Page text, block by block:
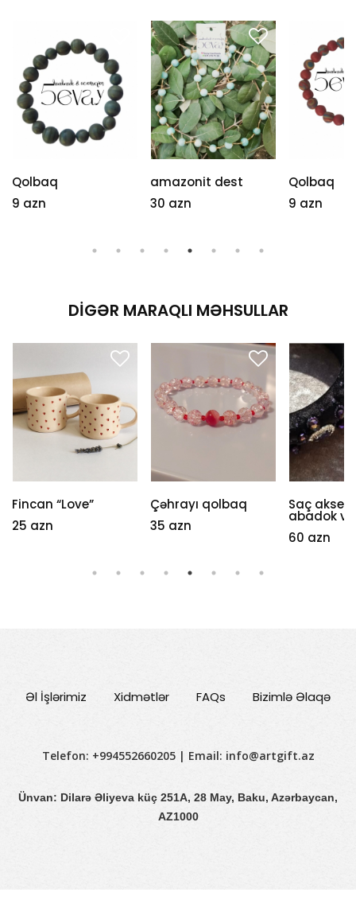
Qolbaq
9 azn
amazonit dest
30 azn
Qolbaq
9 azn
DIGƏR MARAQLI MƏHSULLAR
Fincan “Love”
25 azn
Çəhrayı qolbaq
35 azn
Saç
abadok və
60 azn
Əl İşlərimiz Xidmətlər FAQs Bizimlə Əlaqə
Telefon: +994552660205 | Email: info@artgift.az
Ünvan: Dilarə Əliyeva küç 251A, 28 May, Baku, Azərbaycan,
AZ1000